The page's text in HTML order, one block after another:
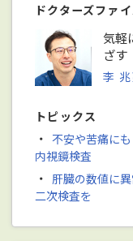
ドクターズファ
気軽
ざす
李
トピックス
・ 不安や苦痛に
内視鏡検査
・ 肝臓の数値に
二次検査を